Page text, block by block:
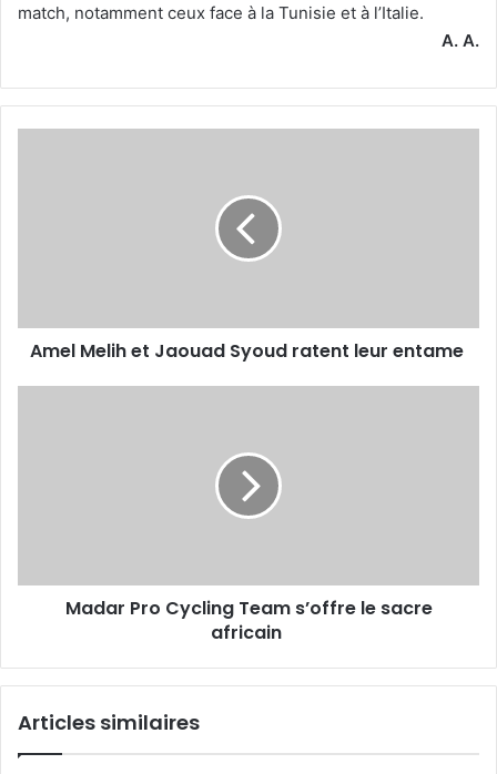
match, notamment ceux face à la Tunisie et à l’Italie.
A. A.
Amel Melih et Jaouad Syoud ratent leur entame
Madar Pro Cycling Team s’offre le sacre
africain
Articles similaires